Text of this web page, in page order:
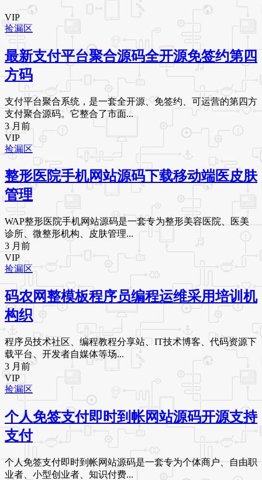
VIP
捡漏区
最新支付平台聚合源码全开源免签约第四
方码
支付平台聚合系统，是一套全开源、免签约、可运营的第四方
支付聚合源码。它整合了市面...
3 月前
VIP
捡漏区
整形医院手机网站源码下载移动端医皮肤
管理
WAP整形医院手机网站源码是一套专为整形美容医院、医美
诊所、微整形机构、皮肤管理...
3 月前
VIP
捡漏区
码农网整模板程序员编程运维采用培训机
构织
程序员技术社区、编程教程分享站、IT技术博客、代码资源下
载平台、开发者自媒体等场...
3 月前
VIP
捡漏区
个人免签支付即时到帐网站源码开源支持
支付
个人免签支付即时到帐网站源码是一套专为个体商户、自由职
业者、小型创业者、知识付费...